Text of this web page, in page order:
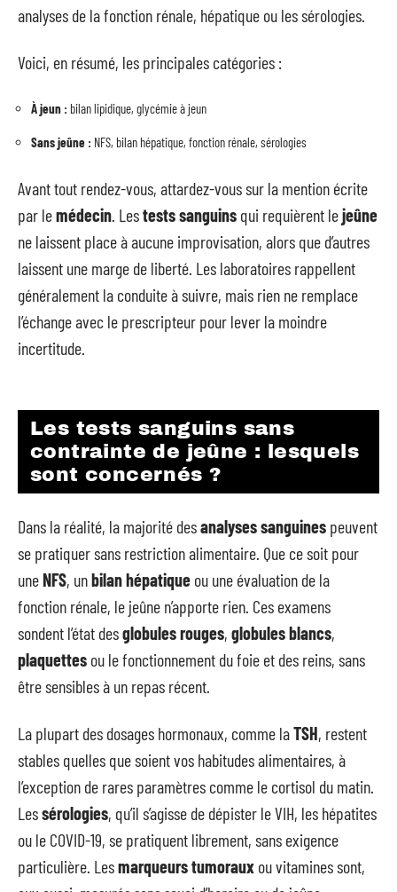
analyses de la fonction rénale, hépatique ou les sérologies.
Voici, en résumé, les principales catégories :
À jeun : bilan lipidique, glycémie à jeun
Sans jeûne : NFS, bilan hépatique, fonction rénale, sérologies
Avant tout rendez-vous, attardez-vous sur la mention écrite
par lemédecin. Lestests sanguins qui requièrent lejeûne
ne laissent place à aucune improvisation, alors que d’autres
laissent une marge de liberté. Les laboratoires rappellent
généralement la conduite à suivre, mais rien ne remplace
l’échange avec le prescripteur pour lever la moindre
incertitude.
Les tests sanguins sans
contrainte de jeûne : lesquels
sont concernés ?
Dans la réalité, la majorité desanalyses sanguines peuvent
se pratiquer sans restriction alimentaire. Que ce soit pour
uneNFS, unbilan hépatique ou une évaluation de la
fonction rénale, le jeûne n’apporte rien. Ces examens
sondent l’état desglobules rouges, globules blancs,
plaquettes ou le fonctionnement du foie et des reins, sans
être sensibles à un repas récent.
La plupart des dosages hormonaux, comme laTSH, restent
stables quelles que soient vos habitudes alimentaires, à
l’exception de rares paramètres comme le cortisol du matin.
Lessérologies, qu’il s’agisse de dépister le VIH, les hépatites
ou le COVID-19, se pratiquent librement, sans exigence
particulière. Lesmarqueurs tumoraux ou vitamines sont,